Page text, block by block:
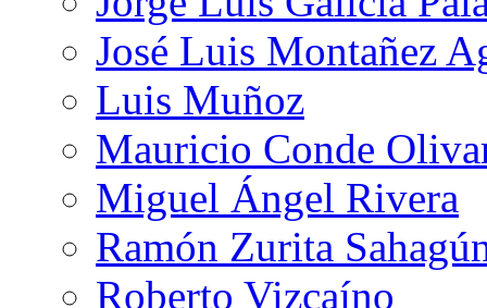
José Luis Montañez
Luis Muñoz
Mauricio Conde
Miguel Ángel Rivera
Ramón Zurita
Roberto Vizcaíno